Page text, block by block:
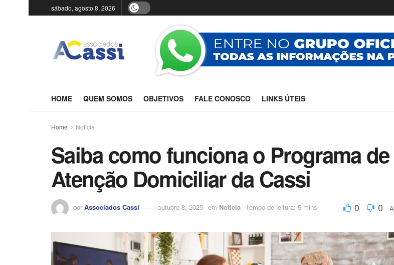
sábado, agosto 8, 2026
HOME QUEM SOMOS OBJETIVOS FALE CONOSCO LINKS ÚTEIS
Home Notícia
Saiba como funciona o Programa de
Atenção Domiciliar da Cassi
por Associados Cassi outubro 8, 2025 em Notícia Tempo de leitura: 5 mins 0 0 A